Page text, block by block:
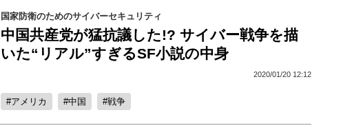
国家防衛のためのサイバーセキュリティ
中国共産党が猛抗議した!? サイバー戦争を描
いた“リアル”すぎるSF小説の中身
2020/01/20 12:12
アメリカ 中国 戦争